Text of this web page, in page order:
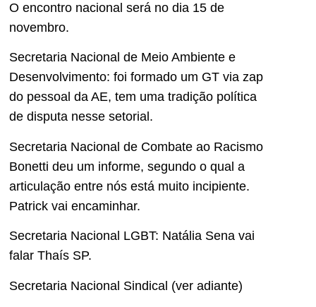
O encontro nacional será no dia 15 de
novembro.
Secretaria Nacional de Meio Ambiente e
Desenvolvimento: foi formado um GT via zap
do pessoal da AE, tem uma tradição política
de disputa nesse setorial.
Secretaria Nacional de Combate ao Racismo
Bonetti deu um informe, segundo o qual a
articulação entre nós está muito incipiente.
Patrick vai encaminhar.
Secretaria Nacional LGBT: Natália Sena vai
falar Thaís SP.
Secretaria Nacional Sindical (ver adiante)